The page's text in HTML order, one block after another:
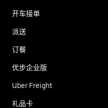
开车接单
派送
订餐
优步企业版
Uber Freight
礼品卡